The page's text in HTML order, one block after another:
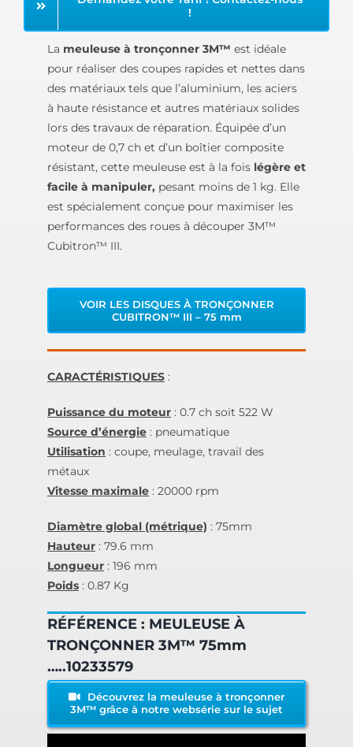
!
La meuleuse à tronçonner 3M™ est idéale
pour réaliser des coupes rapides et nettes dans
des matériaux tels que l’aluminium, les aciers
à haute résistance et autres matériaux solides
lors des travaux de réparation. Équipée d’un
moteur de 0,7 ch et d’un boîtier composite
résistant, cette meuleuse est à la foislégère et
facile à manipuler,pesant moins de 1 kg. Elle
est spécialement conçue pour maximiser les
performances des roues à découper 3M™
Cubitron™ III.
VOIR LES DISQUES À TRONÇONNER
CUBITRON™ III – 75 mm
CARACTÉRISTIQUES:
Puissance du moteur: 0.7 ch soit 522 W
Source d’énergie: pneumatique
Utilisation : coupe, meulage, travail des
métaux
Vitesse maximale: 20000 rpm
Diamètre global (métrique) : 75mm
Hauteur : 79.6 mm
Longueur : 196 mm
Poids : 0.87 Kg
RÉFÉRENCE : MEULEUSE À
TRONÇONNER 3M™ 75mm
…..10233579
Découvrez la meuleuse à tronçonner
3M™ grâce à notre websérie sur le sujet